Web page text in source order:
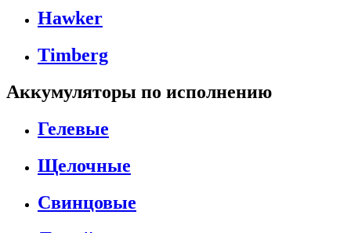
Hawker
Timberg
Аккумуляторы по исполнению
Гелевые
Щелочные
Свинцовые